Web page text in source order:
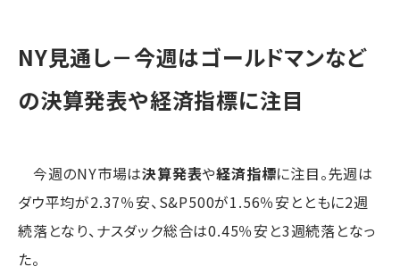
NY見通し－今週はゴールドマンなど
の決算発表や経済指標に注目
今週のNY市場は決算発表や経済指標に注目。先週は
ダウ平均が2.37％安、S&P500が1.56％安とともに2週
続落となり、ナスダック総合は0.45％安と3週続落となっ
た。